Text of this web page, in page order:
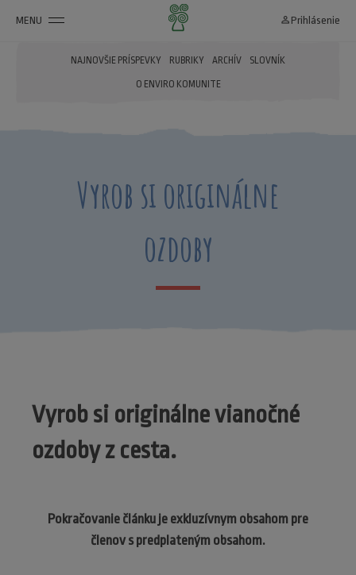
MENU person_outline Prihlásenie
NAJNOVŠIE PRÍSPEVKY RUBRIKY ARCHÍV SLOVNÍK
O ENVIRO KOMUNITE
Vyrob si originálne
ozdoby
Vyrob si originálne vianočné
ozdoby z cesta.
Pokračovanie článku je exkluzívnym obsahom pre
členov s predplateným obsahom.